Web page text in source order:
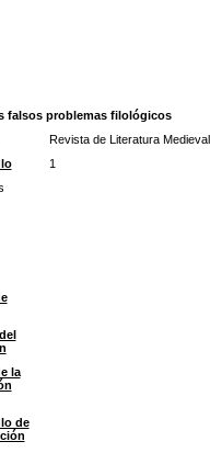
falsos problemas filológicos
Revista de Literatura Medieval
1
la
de